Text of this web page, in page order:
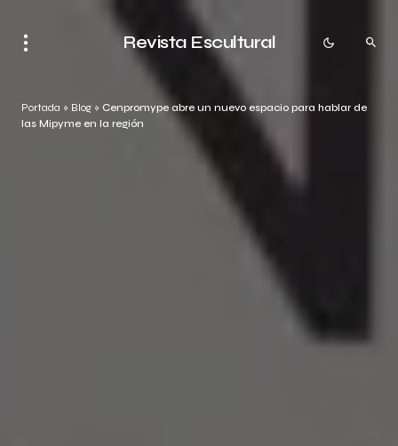
Revista Escultural
Portada » Blog » Cenpromype abre un nuevo espacio para hablar de
las Mipyme en la región